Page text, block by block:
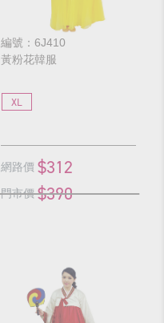
編號：6J410
黃粉花韓服
XL
網路價 $312
門市價 $390